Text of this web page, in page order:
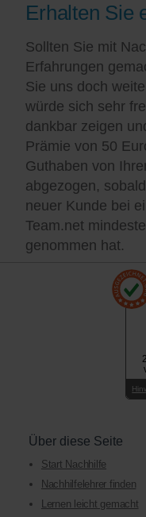
Erhalten Sie
Sollten Sie mit
Erfahrungen
Sie uns doch
würde sich sehr
dankbar zeigen
Prämie von 50
Guthaben von
abgezogen,
neuer Kunde bei
Team.net
genommen hat.
Über diese Seite
Start Nachhilfe
Nachhilfelehrer finden
Lernen leicht gemacht